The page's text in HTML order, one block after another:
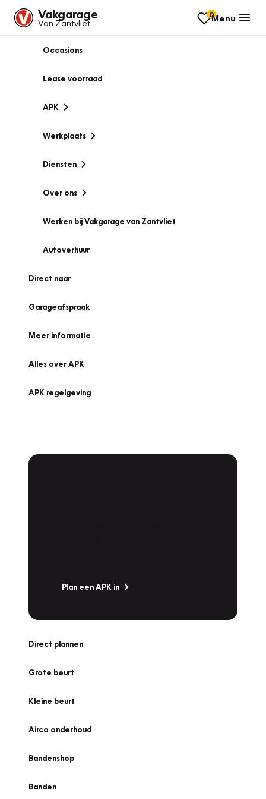
Vakgarage
Van Zantvliet
0Menu
Occasions
Lease voorraad
APK
Werkplaats
Diensten
Over ons
Werken bij Vakgarage van Zantvliet
Autoverhuur
Direct naar
Garageafspraak
Meer informatie
Alles over APK
APK regelgeving
Plan een APK in
Direct plannen
Grote beurt
Kleine beurt
Airco onderhoud
Bandenshop
Banden